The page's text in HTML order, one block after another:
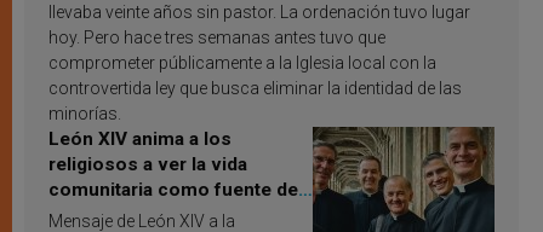
llevaba veinte años sin pastor. La ordenación tuvo lugar
hoy. Pero hace tres semanas antes tuvo que
comprometer públicamente a la Iglesia local con la
controvertida ley que busca eliminar la identidad de las
minorías.
León XIV anima a los
religiosos a ver la vida
comunitaria como fuente de
inspiración y santificación
Mensaje de León XIV a la